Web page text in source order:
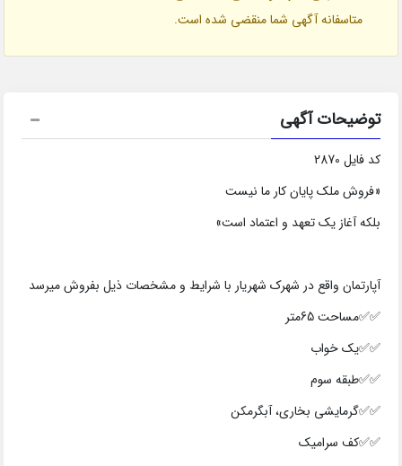
متاسفانه آگهی شما منقضی شده است.
توضیحات آگهی
کد فایل 2870
«فروش ملک پایان کار ما نیست
بلکه آغاز یک تعهد و اعتماد است»
آپارتمان واقع در شهرک شهریار با شرایط و مشخصات ذیل بفروش میرسد
✅✅مساحت 65متر
✅✅یک خواب
✅✅طبقه سوم
✅✅گرمایشی بخاری، آبگرمکن
✅✅کف سرامیک